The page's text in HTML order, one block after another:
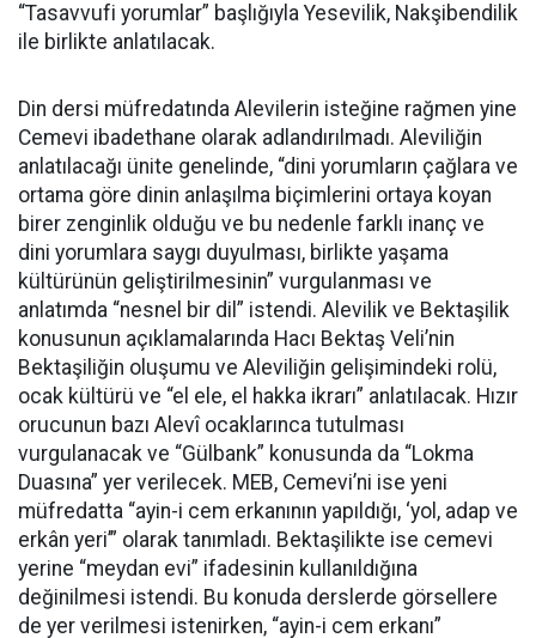
“Tasavvufi yorumlar” başlığıyla Yesevilik, Nakşibendilik
ile birlikte anlatılacak.
Din dersi müfredatında Alevilerin isteğine rağmen yine
Cemevi ibadethane olarak adlandırılmadı. Aleviliğin
anlatılacağı ünite genelinde, “dini yorumların çağlara ve
ortama göre dinin anlaşılma biçimlerini ortaya koyan
birer zenginlik olduğu ve bu nedenle farklı inanç ve
dini yorumlara saygı duyulması, birlikte yaşama
kültürünün geliştirilmesinin” vurgulanması ve
anlatımda “nesnel bir dil” istendi. Alevilik ve Bektaşilik
konusunun açıklamalarında Hacı Bektaş Veli’nin
Bektaşiliğin oluşumu ve Aleviliğin gelişimindeki rolü,
ocak kültürü ve “el ele, el hakka ikrarı” anlatılacak. Hızır
orucunun bazı Alevî ocaklarınca tutulması
vurgulanacak ve “Gülbank” konusunda da “Lokma
Duasına” yer verilecek. MEB, Cemevi’ni ise yeni
müfredatta “ayin-i cem erkanının yapıldığı, ‘yol, adap ve
erkân yeri’” olarak tanımladı. Bektaşilikte ise cemevi
yerine “meydan evi” ifadesinin kullanıldığına
değinilmesi istendi. Bu konuda derslerde görsellere
de yer verilmesi istenirken, “ayin-i cem erkanı”